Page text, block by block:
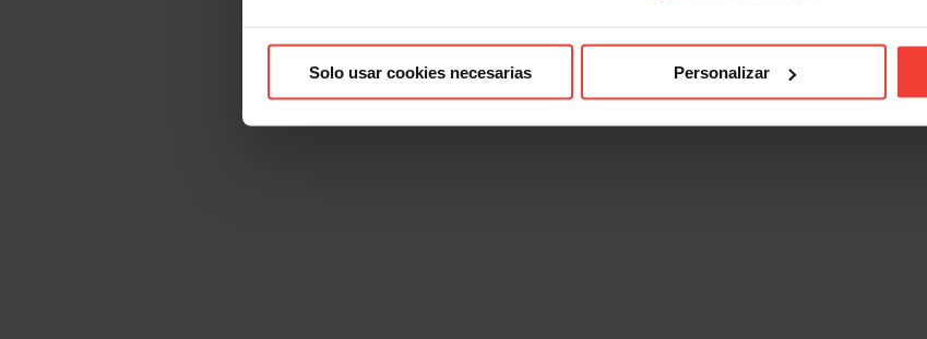
Solo usar cookies necesarias Personalizar